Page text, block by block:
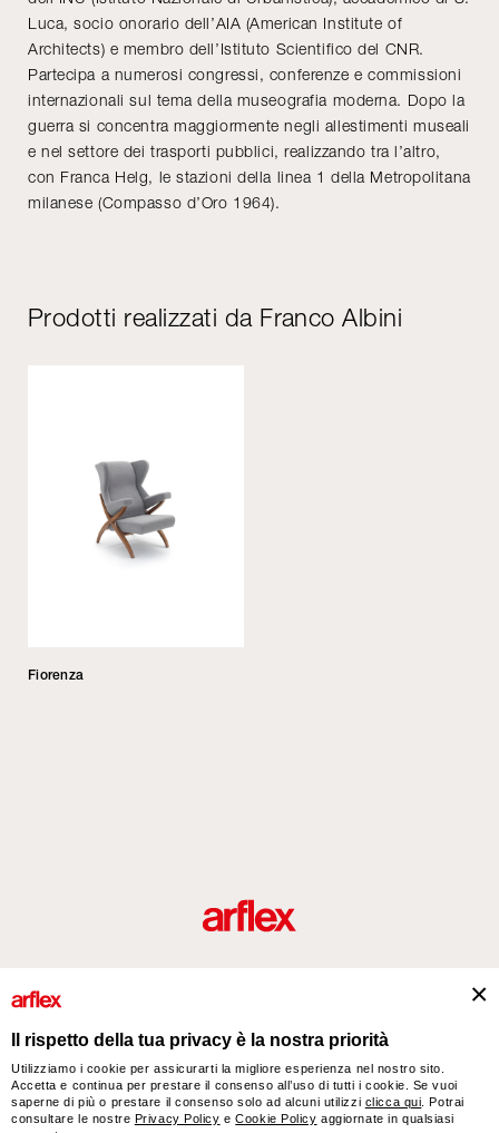
Luca, socio onorario dell’AIA (American Institute of
Architects) e membro dell’Istituto Scientifico del CNR.
Partecipa a numerosi congressi, conferenze e commissioni
internazionali sul tema della museografia moderna. Dopo la
guerra si concentra maggiormente negli allestimenti museali
e nel settore dei trasporti pubblici, realizzando tra l’altro,
con Franca Helg, le stazioni della linea 1 della Metropolitana
milanese (Compasso d’Oro 1964).
Prodotti realizzati da Franco Albini
Fiorenza
arflex – sevensalotti spa via Pizzo Scalino 1 20833 Giussano (Monza e Brianza) Italy
- Phone +39 0362 853043 - VAT IT 00703820969 – © arflex - sevensalotti spa 2026
Il rispetto della tua privacy è la nostra priorità
Utilizziamo i cookie per assicurarti la migliore esperienza nel nostro sito.
Accetta e continua per prestare il consenso all’uso di tutti i cookie. Se vuoi
saperne di più o prestare il consenso solo ad alcuni utilizzi clicca qui . Potrai
consultare le nostre Privacy Policy eCookie Policy aggiornate in qualsiasi